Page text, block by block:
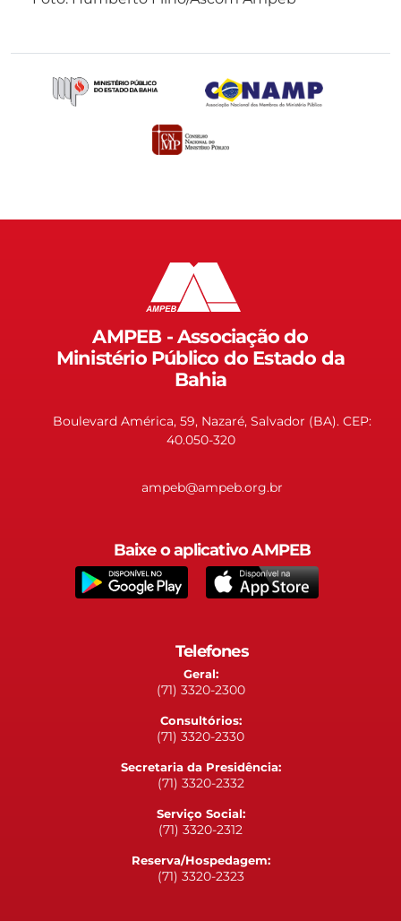
AMPEB - Associação do
Ministério Público do Estado da
Bahia
Boulevard América, 59, Nazaré, Salvador (BA). CEP:
40.050-320
ampeb@ampeb.org.br
Baixe o aplicativo AMPEB
Telefones
Geral:
(71) 3320-2300
Consultórios:
(71) 3320-2330
Secretaria da Presidência:
(71) 3320-2332
Serviço Social:
(71) 3320-2312
Reserva/Hospedagem:
(71) 3320-2323